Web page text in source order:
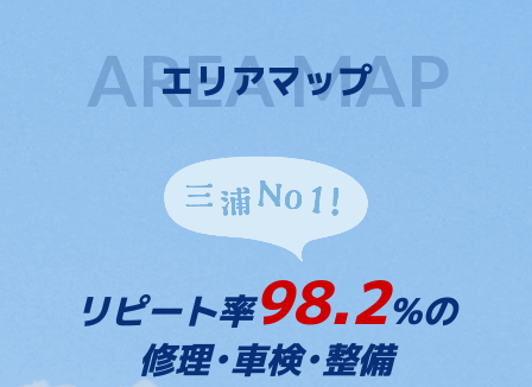
エリアマップ
リピート率98.2%の
修理・車検・整備